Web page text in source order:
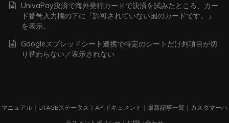
UnivaPay決済で海外発行カードで決済を試みたところ、カー
ド番号入力欄の下に「許可されていない国のカードです。」
を表示。
Googleスプレッドシート連携で特定のシートだけ列項目が切
り替わらない／表示されない
マニュアル ｜ UTAGEステータス ｜ APIドキュメント ｜ 最新記事一覧 ｜ カスタマーハ